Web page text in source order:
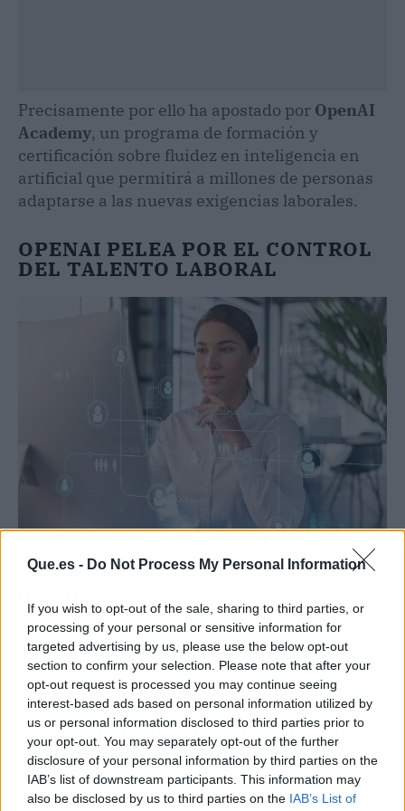
Que.es - Do Not Process My Personal Information
If you wish to opt-out of the sale, sharing to third parties, or
processing of your personal or sensitive information for
targeted advertising by us, please use the below opt-out
section to confirm your selection. Please note that after your
opt-out request is processed you may continue seeing
interest-based ads based on personal information utilized by
us or personal information disclosed to third parties prior to
your opt-out. You may separately opt-out of the further
disclosure of your personal information by third parties on the
IAB’s list of downstream participants. This information may
also be disclosed by us to third parties on the IAB’s List of
Precisamente por ello ha apostado por OpenAI
Academy, un programa de formación y
certificación sobre fluidez en inteligencia en
artificial que permitirá a millones de personas
adaptarse a las nuevas exigencias laborales.
OPENAI PELEA POR EL CONTROL
DEL TALENTO LABORAL
Fuente: Freepik
popular (a pesar de losusos peligrosos que
preocupan a los expertosen ciberseguridad),
abre una nueva era en la que no solo peleará
con LinkedIn, propiedad de Microsoft, sino que
buscará competir con plataformas laborales
comoFiverr, Upwork, Glassdoor oIndeed,
entre otras.
Todas ellas se verán amenazadas por una